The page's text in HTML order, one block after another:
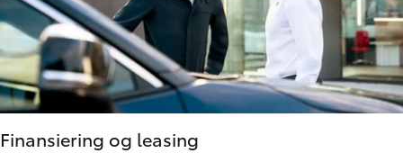
Finansiering og leasing